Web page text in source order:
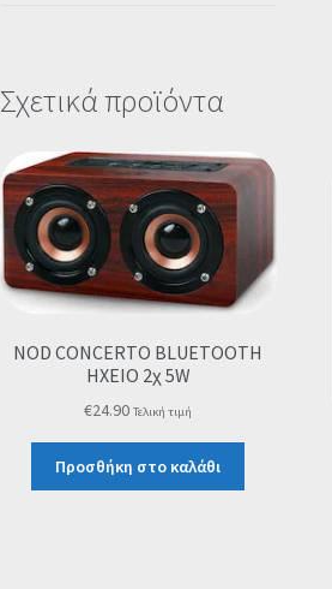
Σχετικά προϊόντα
NOD CONCERTO BLUETOOTH
ΗΧΕΙΟ 2χ 5W
€24.90 Τελική τιμή
Προσθήκη στο καλάθι